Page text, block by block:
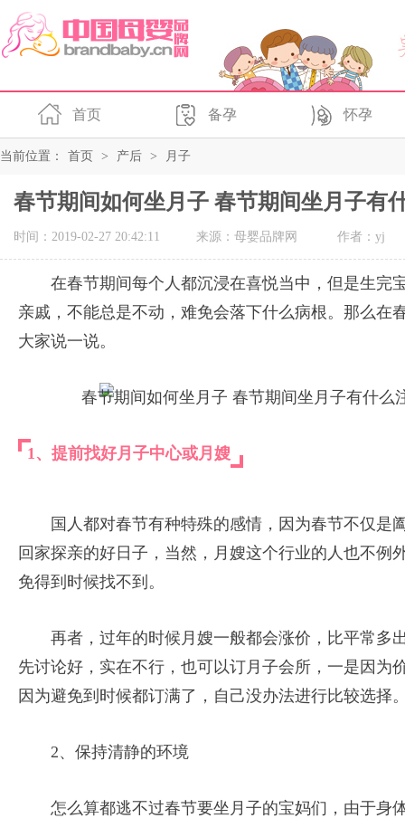
首页 备孕 怀孕
当前位置： 首页 > 产后 > 月子
春节期间如何坐月子 春节期间坐月子有
时间：2019-02-27 20:42:11 来源：母婴品牌网 作者：yj
在春节期间每个人都沉浸在喜悦当中，但是生完
亲戚，不能总是不动，难免会落下什么病根。那么在
大家说一说。
1、提前找好月子中心或月嫂
国人都对春节有种特殊的感情，因为春节不仅是
回家探亲的好日子，当然，月嫂这个行业的人也不
免得到时候找不到。
再者，过年的时候月嫂一般都会涨价，比平常多
先讨论好，实在不行，也可以订月子会所，一是因为
因为避免到时候都订满了，自己没办法进行比较选择
2、保持清静的环境
怎么算都逃不过春节要坐月子的宝妈们，由于身